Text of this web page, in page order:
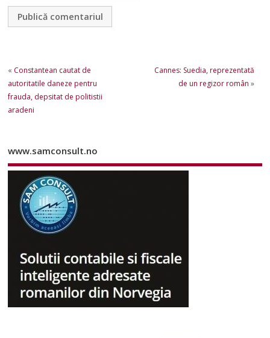
« Constantean cautat de
autoritatile daneze pentru
frauda, depsitat de politistii
aradeni
Cannes: Suedia, reprezentată
de un regizor român »
www.samconsult.no